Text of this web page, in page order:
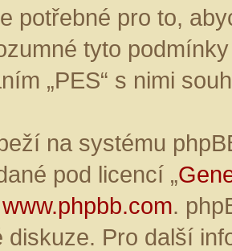
potřebné pro to,
tyto
„PES“ s nimi
na systému
pod licencí „
www.phpbb.com.
diskuze. Pro další